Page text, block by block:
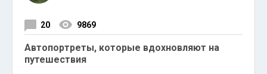
20 9869
Автопортреты, которые вдохновляют на
путешествия